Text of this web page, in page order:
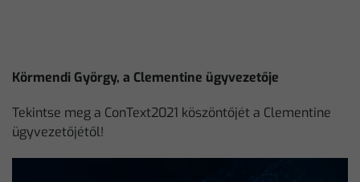
Körmendi György, a Clementine ügyvezetője
Tekintse meg a ConText2021 köszöntőjét a Clementine
ügyvezetőjétől!